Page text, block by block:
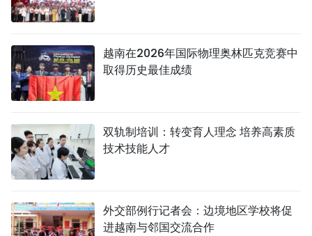
越南在2026年国际物理奥林匹克竞赛中
取得历史最佳成绩
双轨制培训：转变育人理念 培养高素质
技术技能人才
外交部例行记者会：边境地区学校将促
进越南与邻国交流合作